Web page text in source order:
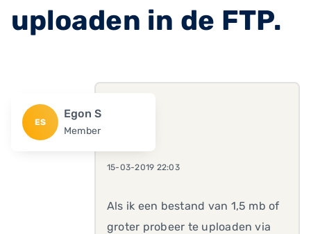
uploaden in de FTP.
ES
Egon S
Member
15-03-2019 22:03
Als ik een bestand van 1,5 mb of
groter probeer te uploaden via